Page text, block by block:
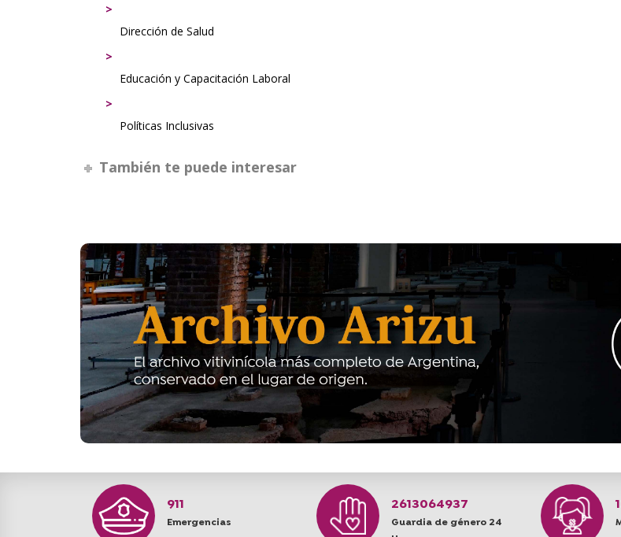
Dirección de Salud
Educación y Capacitación Laboral
Políticas Inclusivas
También te puede interesar
911
Emergencias
2613064937
Guardia de género 24